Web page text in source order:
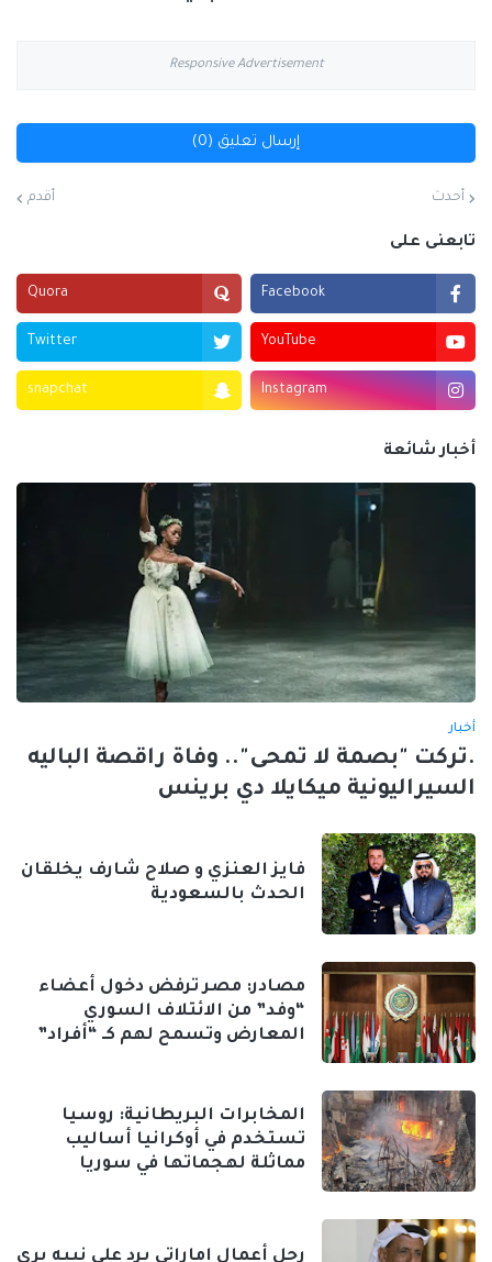
Responsive Advertisement
إرسال تعليق (0)
أحدث أقدم
تابعنى على
Facebook
Quora
YouTube
Twitter
Instagram
snapchat
أخبار شائعة
أخبار
.تركت "بصمة لا تمحى".. وفاة راقصة الباليه
السيراليونية ميكايلا دي برينس
فايز العنزي و صلاح شارف يخلقان
الحدث بالسعودية
مصادر: مصر ترفض دخول أعضاء
“وفد” من الائتلاف السوري
المعارض وتسمح لهم كـ “أفراد”
المخابرات البريطانية: روسيا
تستخدم في أوكرانيا أساليب
مماثلة لهجماتها في سوريا
رجل أعمال إماراتي يرد على نبيه بري